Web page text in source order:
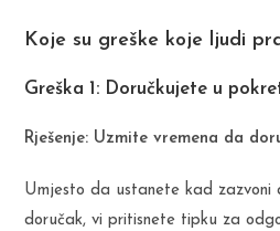
Koje su greške koje ljudi
Greška 1: Doručkujete u
Rješenje: Uzmite vremena da
Umjesto da ustanete kad zazvoni
doručak, vi pritisnete tipku za